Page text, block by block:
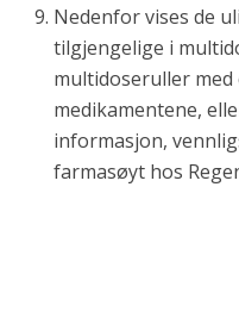
Nedenfor vises de
tilgjengelige i
multidoseruller med
medikamentene,
informasjon,
farmasøyt hos